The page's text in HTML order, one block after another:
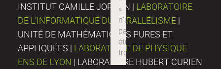
INSTITUT CAMILLE JORDAN | LABORATOIRE
DE L’INFORMATIQUE DU PARALLÉLISME |
UNITÉ DE MATHÉMATIQUES PURES ET
APPLIQUÉES | LABORATOIRE DE PHYSIQUE
ENS DE LYON | LABORATOIRE HUBERT CURIEN